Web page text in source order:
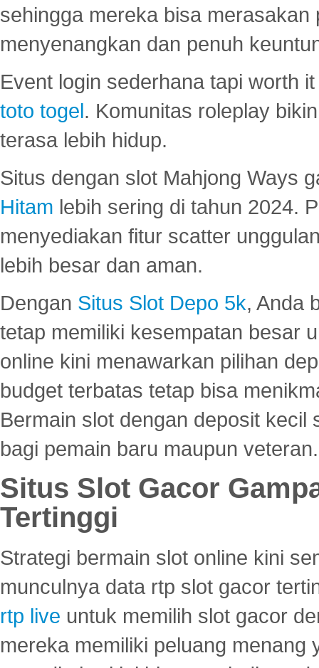
sehingga mereka bisa
menyenangkan dan penuh
Event login sederhana tapi worth
toto togel. Komunitas roleplay
terasa lebih hidup.
Situs dengan slot Mahjong Ways
Hitam lebih sering di tahun 2024.
menyediakan fitur scatter
lebih besar dan aman.
Dengan Situs Slot Depo 5k, Anda
tetap memiliki kesempatan besar
online kini menawarkan pilihan
budget terbatas tetap bisa
Bermain slot dengan deposit
bagi pemain baru maupun veteran.
Situs Slot Gacor
Tertinggi
Strategi bermain slot online kini
munculnya data rtp slot gacor
rtp live untuk memilih slot gacor
mereka memiliki peluang menang